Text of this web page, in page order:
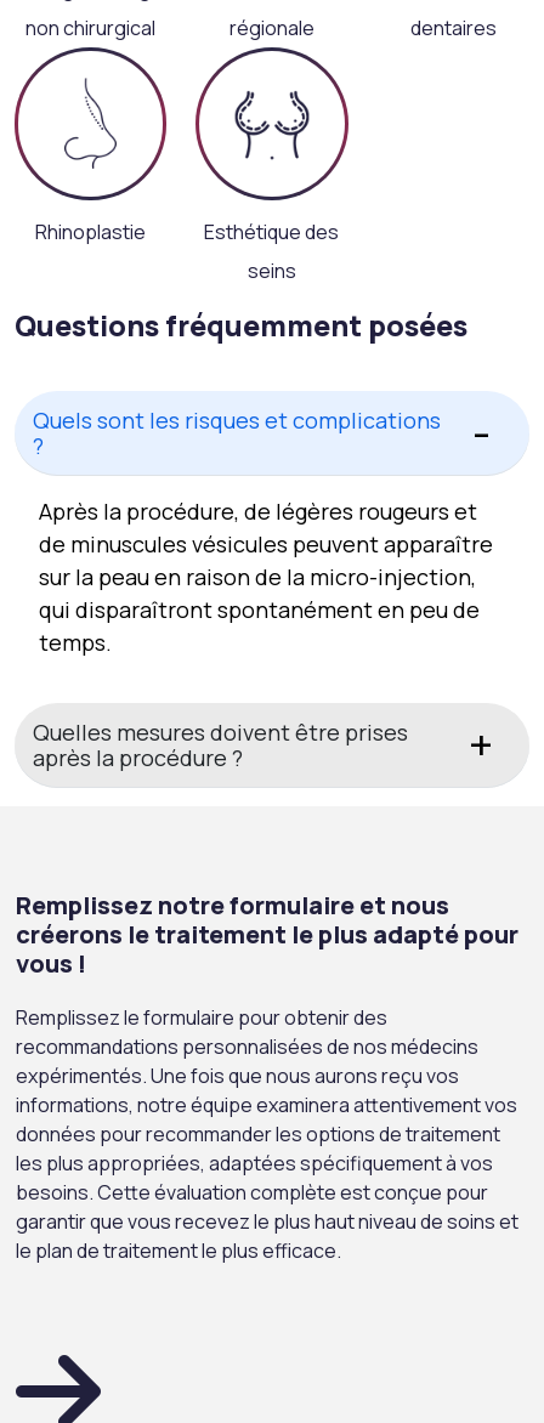
non chirurgical
régionale
dentaires
Rhinoplastie
Esthétique des
seins
Questions fréquemment posées
Quels sont les risques et complications
?
Après la procédure, de légères rougeurs et
de minuscules vésicules peuvent apparaître
sur la peau en raison de la micro-injection,
qui disparaîtront spontanément en peu de
temps.
Quelles mesures doivent être prises
après la procédure ?
Remplissez notre formulaire et nous
créerons le traitement le plus adapté pour
vous !
Remplissez le formulaire pour obtenir des
recommandations personnalisées de nos médecins
expérimentés. Une fois que nous aurons reçu vos
informations, notre équipe examinera attentivement vos
données pour recommander les options de traitement
les plus appropriées, adaptées spécifiquement à vos
besoins. Cette évaluation complète est conçue pour
garantir que vous recevez le plus haut niveau de soins et
le plan de traitement le plus efficace.